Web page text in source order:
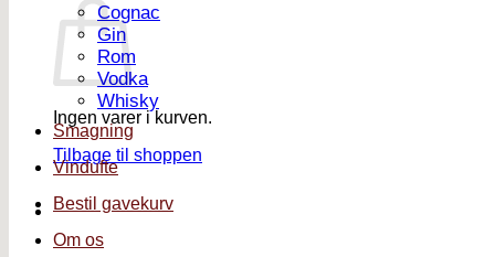
Ingen varer i kurven.
Tilbage til shoppen
Cognac
Gin
Rom
Vodka
Whisky
Smagning
Vindufte
Bestil gavekurv
Om os